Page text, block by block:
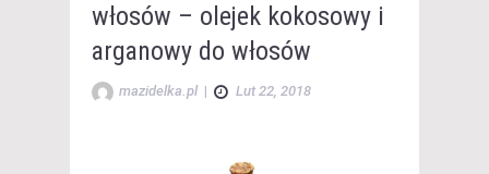
włosów – olejek kokosowy i
arganowy do włosów
mazidelka.pl | Lut 22, 2018